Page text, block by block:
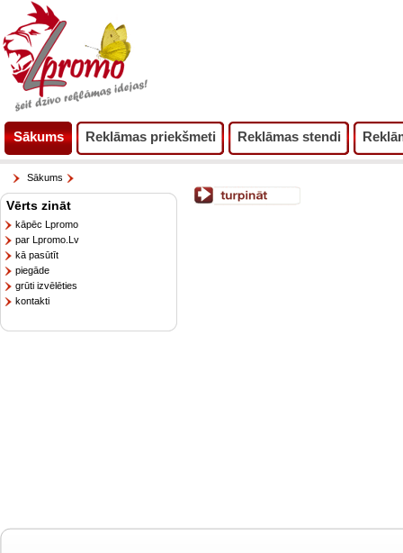
Sākums Reklāmas priekšmeti Reklāmas stendi
Sākums
Vērts zināt
kāpēc Lpromo
par Lpromo.Lv
kā pasūtīt
piegāde
grūti izvēlēties
kontakti